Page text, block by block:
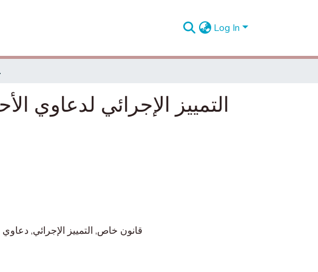
Log In
التمييز
التمييز الإجرائي لدعاوي
قانون خاص, التمييز الإجرائي,دعاوي